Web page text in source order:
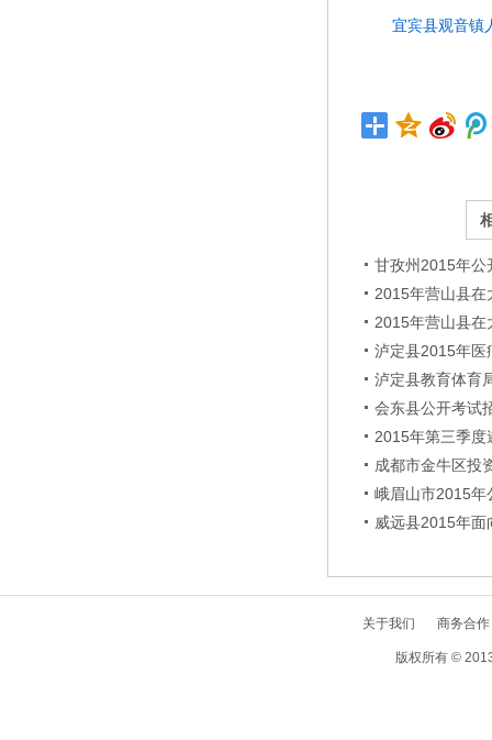
宜宾县观音镇
甘孜州2015年公
2015年营山县在
2015年营山县在
泸定县2015年医
泸定县教育体育
会东县公开考试
2015年第三季度
成都市金牛区投
峨眉山市2015年
威远县2015年
关于我们 商务合作
版权所有 ©